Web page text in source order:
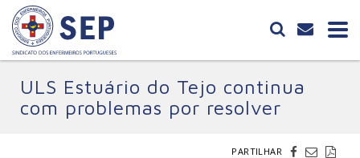
ULS Estuário do Tejo continua
com problemas por resolver
PARTILHAR